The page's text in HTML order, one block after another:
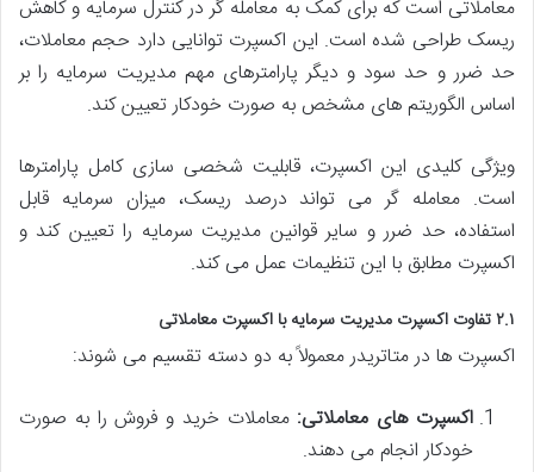
معاملاتی است که برای کمک به معامله گر در کنترل سرمایه و کاهش
ریسک طراحی شده است. این اکسپرت توانایی دارد حجم معاملات،
حد ضرر و حد سود و دیگر پارامترهای مهم مدیریت سرمایه را بر
اساس الگوریتم های مشخص به صورت خودکار تعیین کند.
ویژگی کلیدی این اکسپرت، قابلیت شخصی سازی کامل پارامترها
است. معامله گر می تواند درصد ریسک، میزان سرمایه قابل
استفاده، حد ضرر و سایر قوانین مدیریت سرمایه را تعیین کند و
اکسپرت مطابق با این تنظیمات عمل می کند.
۲.۱ تفاوت اکسپرت مدیریت سرمایه با اکسپرت معاملاتی
اکسپرت ها در متاتریدر معمولاً به دو دسته تقسیم می شوند:
اکسپرت های معاملاتی: معاملات خرید و فروش را به صورت
خودکار انجام می دهند.